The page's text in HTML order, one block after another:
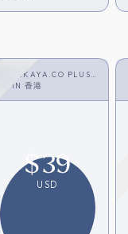
SAKAYA.CO PLUS
<SAKE>
IN 香港
$39
USD